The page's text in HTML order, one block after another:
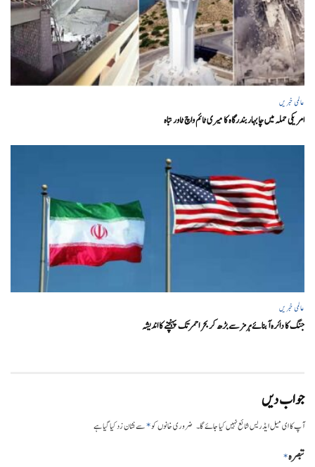
عالمی خبریں
امریکی حملہ میں چابہار بندرگاہ کا میری ٹائم واچ ٹاور تباہ
عالمی خبریں
جنگ کا دائرہ آبنائے ہرمز سے بڑھ کر بحر احمر تک پہنچنے کا اندیشہ
جواب دیں
آپ کا ای میل ایڈریس شائع نہیں کیا جائے گا۔ ضروری خانوں کو*سے نشان زد کیا گیا ہے
تبصرہ*